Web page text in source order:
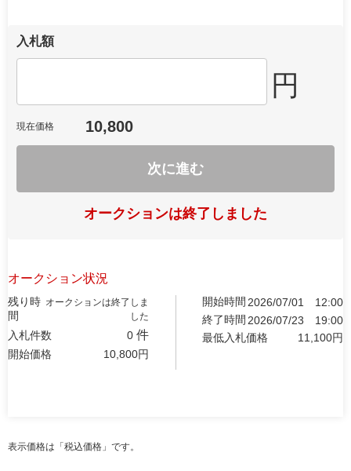
入札額
円
現在価格 10,800
次に進む
オークションは終了しました
オークション状況
残り時
間
オークションは終了しま
した
入札件数 0 件
開始価格 10,800円
開始時間 2026/07/01
12:00
終了時間 2026/07/23
19:00
最低入札価格
11,100円
表示価格は「税込価格」です。